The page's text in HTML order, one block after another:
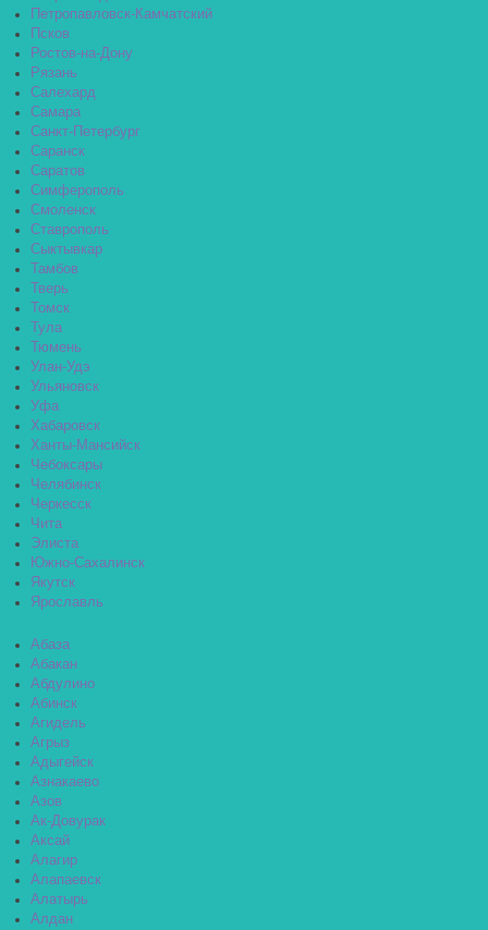
Петропавловск-Камчатский
Псков
Ростов-на-Дону
Рязань
Салехард
Самара
Санкт-Петербург
Саранск
Саратов
Симферополь
Смоленск
Ставрополь
Сыктывкар
Тамбов
Тверь
Томск
Тула
Тюмень
Улан-Удэ
Ульяновск
Уфа
Хабаровск
Ханты-Мансийск
Чебоксары
Челябинск
Черкесск
Чита
Элиста
Южно-Сахалинск
Якутск
Ярославль
Абаза
Абакан
Абдулино
Абинск
Агидель
Агрыз
Адыгейск
Азнакаево
Азов
Ак-Довурак
Аксай
Алагир
Алапаевск
Алатырь
Алдан